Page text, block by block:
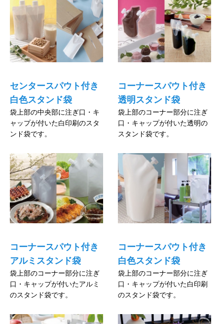
センタースパウト付き
白色スタンド袋
袋上部の中央部に注ぎ口・キ
ャップが付いた白印刷のスタ
ンド袋です。
コーナースパウト付き
透明スタンド袋
袋上部のコーナー部分に注ぎ
口・キャップが付いた透明の
スタンド袋です。
コーナースパウト付き
アルミスタンド袋
袋上部のコーナー部分に注ぎ
口・キャップが付いたアルミ
のスタンド袋です。
コーナースパウト付き
白色スタンド袋
袋上部のコーナー部分に注ぎ
口・キャップが付いた白印刷
のスタンド袋です。